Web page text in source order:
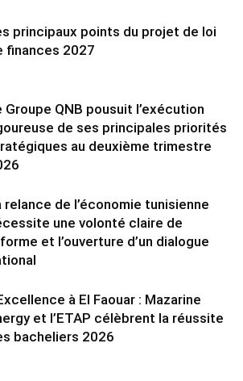
principaux points du projet de loi
finances 2027
Groupe QNB pousuit l’exécution
de ses principales priorités
au deuxième trimestre
relance de l’économie tunisienne
une volonté claire de
et l’ouverture d’un dialogue
à El Faouar : Mazarine
et l’ETAP célèbrent la réussite
bacheliers 2026